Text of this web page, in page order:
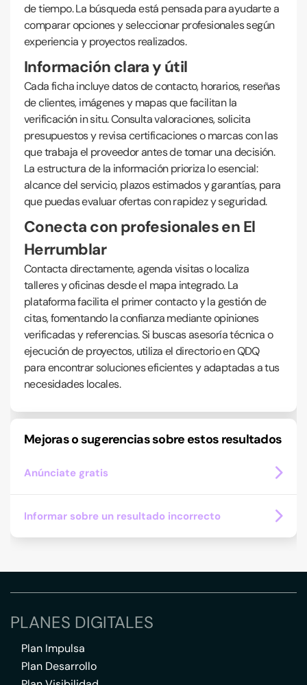
de tiempo. La búsqueda está pensada para ayudarte a
comparar opciones y seleccionar profesionales según
experiencia y proyectos realizados.
Información clara y útil
Cada ficha incluye datos de contacto, horarios, reseñas
de clientes, imágenes y mapas que facilitan la
verificación in situ. Consulta valoraciones, solicita
presupuestos y revisa certificaciones o marcas con las
que trabaja el proveedor antes de tomar una decisión.
La estructura de la información prioriza lo esencial:
alcance del servicio, plazos estimados y garantías, para
que puedas evaluar ofertas con rapidez y seguridad.
Conecta con profesionales en El
Herrumblar
Contacta directamente, agenda visitas o localiza
talleres y oficinas desde el mapa integrado. La
plataforma facilita el primer contacto y la gestión de
citas, fomentando la confianza mediante opiniones
verificadas y referencias. Si buscas asesoría técnica o
ejecución de proyectos, utiliza el directorio en QDQ
para encontrar soluciones eficientes y adaptadas a tus
necesidades locales.
Mejoras o sugerencias sobre estos resultados
Anúnciate gratis
Informar sobre un resultado incorrecto
PLANES DIGITALES
Plan Impulsa
Plan Desarrollo